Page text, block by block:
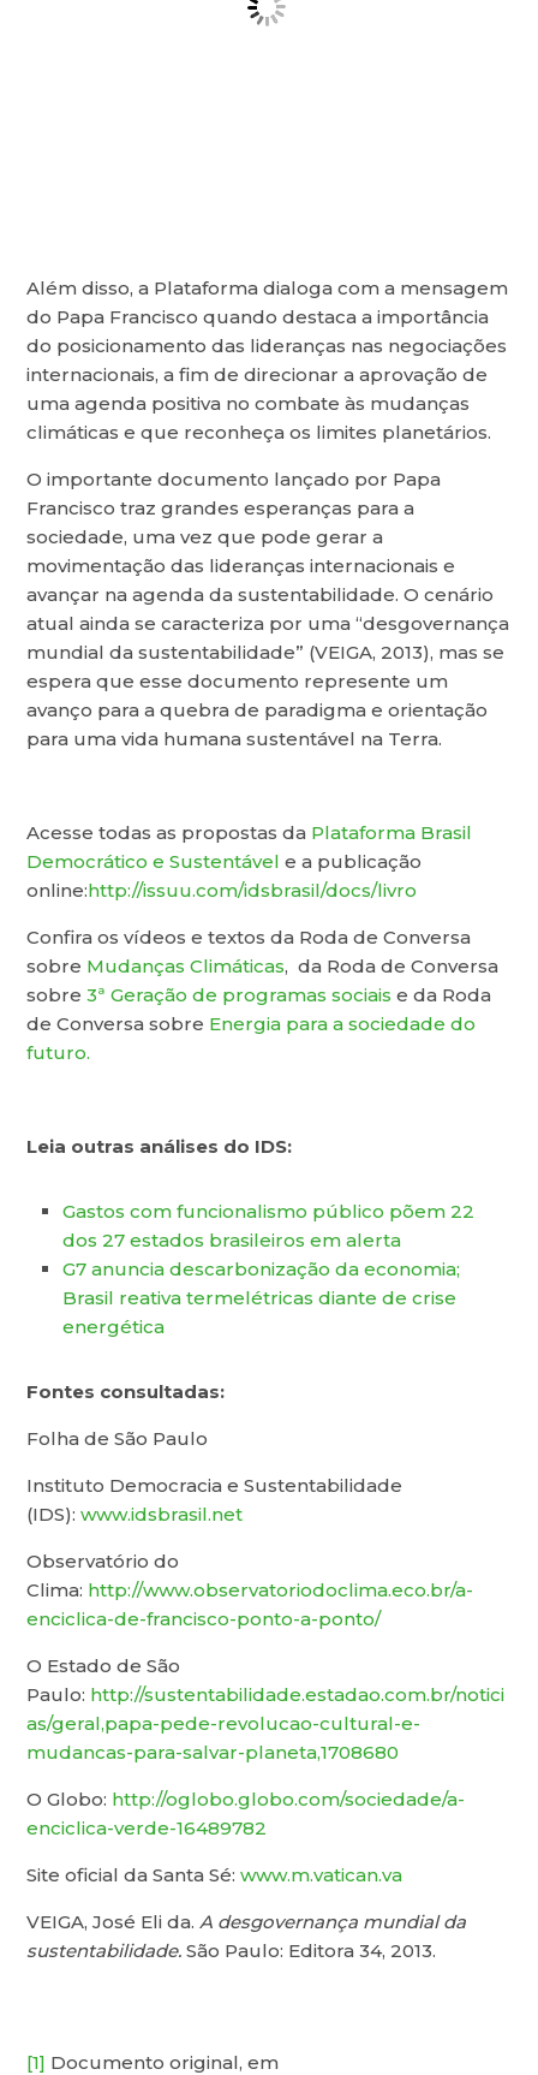
Além disso, a Plataforma dialoga com a mensagem
do Papa Francisco quando destaca a importância
do posicionamento das lideranças nas negociações
internacionais, a fim de direcionar a aprovação de
uma agenda positiva no combate às mudanças
climáticas e que reconheça os limites planetários.
O importante documento lançado por Papa
Francisco traz grandes esperanças para a
sociedade, uma vez que pode gerar a
movimentação das lideranças internacionais e
avançar na agenda da sustentabilidade. O cenário
atual ainda se caracteriza por uma “desgovernança
mundial da sustentabilidade” (VEIGA, 2013), mas se
espera que esse documento represente um
avanço para a quebra de paradigma e orientação
para uma vida humana sustentável na Terra.
Acesse todas as propostas da Plataforma Brasil
Democrático e Sustentável e a publicação
online:http://issuu.com/idsbrasil/docs/livro
Confira os vídeos e textos da Roda de Conversa
sobre Mudanças Climáticas, da Roda de Conversa
sobre 3ª Geração de programas sociais e da Roda
de Conversa sobre Energia para a sociedade do
futuro.
Leia outras análises do IDS:
Gastos com funcionalismo público põem 22
dos 27 estados brasileiros em alerta
G7 anuncia descarbonização da economia;
Brasil reativa termelétricas diante de crise
energética
Fontes consultadas:
Folha de São Paulo
Instituto Democracia e Sustentabilidade
(IDS):www.idsbrasil.net
Observatório do
Clima: http://www.observatoriodoclima.eco.br/a-
enciclica-de-francisco-ponto-a-ponto/
O Estado de São
Paulo: http://sustentabilidade.estadao.com.br/notici
as/geral,papa-pede-revolucao-cultural-e-
mudancas-para-salvar-planeta,1708680
O Globo: http://oglobo.globo.com/sociedade/a-
enciclica-verde-16489782
Site oficial da Santa Sé:www.m.vatican.va
VEIGA, José Eli da.A desgovernança mundial da
sustentabilidade. São Paulo: Editora 34, 2013.
[1] Documento original, em